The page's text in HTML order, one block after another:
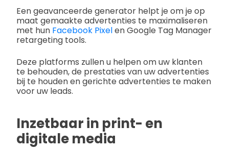
Een geavanceerde generator helpt je om je op
maat gemaakte advertenties te maximaliseren
met hun Facebook Pixelen Google Tag Manager
retargeting tools.
Deze platforms zullen u helpen om uw klanten
te behouden, de prestaties van uw advertenties
bij te houden en gerichte advertenties te maken
voor uw leads.
Inzetbaar in print- en
digitale media